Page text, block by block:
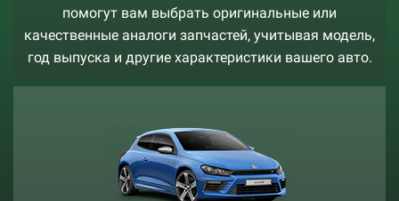
помогут вам выбрать оригинальные или
качественные аналоги запчастей, учитывая модель,
год выпуска и другие характеристики вашего авто.